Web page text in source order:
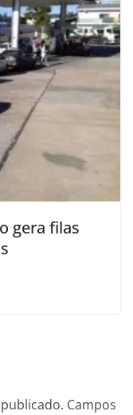
gera filas
Campos